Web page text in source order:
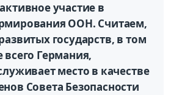
участие в
ООН. Считаем,
государств, в том
Германия,
место в качестве
Совета Безопасности